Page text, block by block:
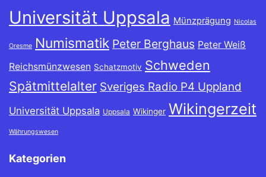
Universität Uppsala Münzprägung Nicolas
Oresme Numismatik Peter Berghaus Peter Weiß
Reichsmünzwesen Schatzmotiv Schweden
Spätmittelalter Sveriges Radio P4 Uppland
Universität Uppsala Uppsala Wikinger Wikingerzeit
Währungswesen
Kategorien